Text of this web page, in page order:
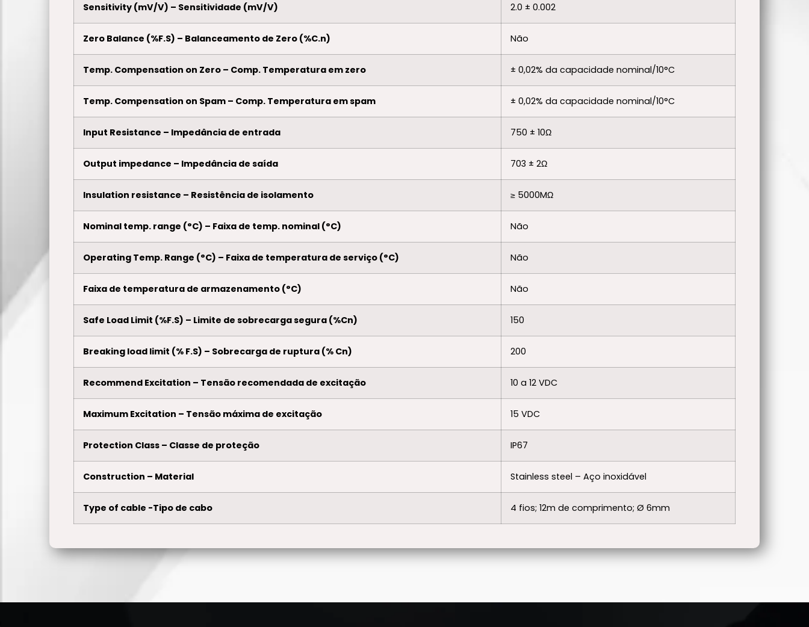
Sensitivity (mV/V) – Sensitividade (mV/V) 2.0 ± 0.002
Zero Balance (%F.S) – Balanceamento de Zero (%C.n) Não
Temp. Compensation on Zero – Comp. Temperatura em zero ± 0,02% da capacidade nominal/10°C
Temp. Compensation on Spam – Comp. Temperatura em spam ± 0,02% da capacidade nominal/10°C
Input Resistance – Impedância de entrada 750 ± 10Ω
Output impedance – Impedância de saída 703 ± 2Ω
Insulation resistance – Resistência de isolamento ≥ 5000MΩ
Nominal temp. range (°C) – Faixa de temp. nominal (°C) Não
Operating Temp. Range (°C) – Faixa de temperatura de serviço (°C) Não
Faixa de temperatura de armazenamento (°C) Não
Safe Load Limit (%F.S) – Limite de sobrecarga segura (%Cn) 150
Breaking load limit (% F.S) – Sobrecarga de ruptura (% Cn) 200
Recommend Excitation – Tensão recomendada de excitação 10 a 12 VDC
Maximum Excitation – Tensão máxima de excitação 15 VDC
Protection Class – Classe de proteção IP67
Construction – Material Stainless steel – Aço inoxidável
Type of cable -Tipo de cabo 4 fios; 12m de comprimento; Ø 6mm